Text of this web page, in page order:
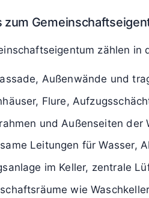
zum
zählen in
Außenwände und
Flure,
und Außenseiten der
Leitungen für Wasser,
im Keller, zentrale
wie